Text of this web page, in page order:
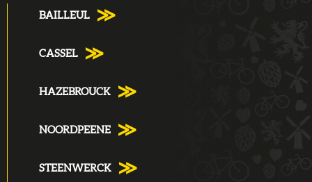
BAILLEUL
CASSEL
HAZEBROUCK
NOORDPEENE
STEENWERCK